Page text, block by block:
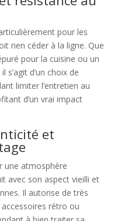
pour les
rien céder à la ligne. Que
pour la cuisine ou un
d’un choix de
limiter l’entretien au
d’un vrai impact
et
une atmosphère
avec son aspect vieilli et
Il autorise de très
rétro ou